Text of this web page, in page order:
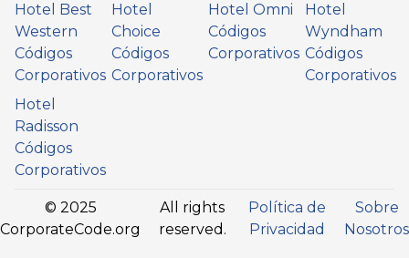
Hotel Best
Western
Códigos
Corporativos
Hotel
Choice
Códigos
Corporativos
Hotel Omni
Códigos
Corporativos
Hotel
Wyndham
Códigos
Corporativos
Hotel
Radisson
Códigos
Corporativos
© 2025
CorporateCode.org
All rights
reserved.
Política de
Privacidad
Sobre
Nosotros